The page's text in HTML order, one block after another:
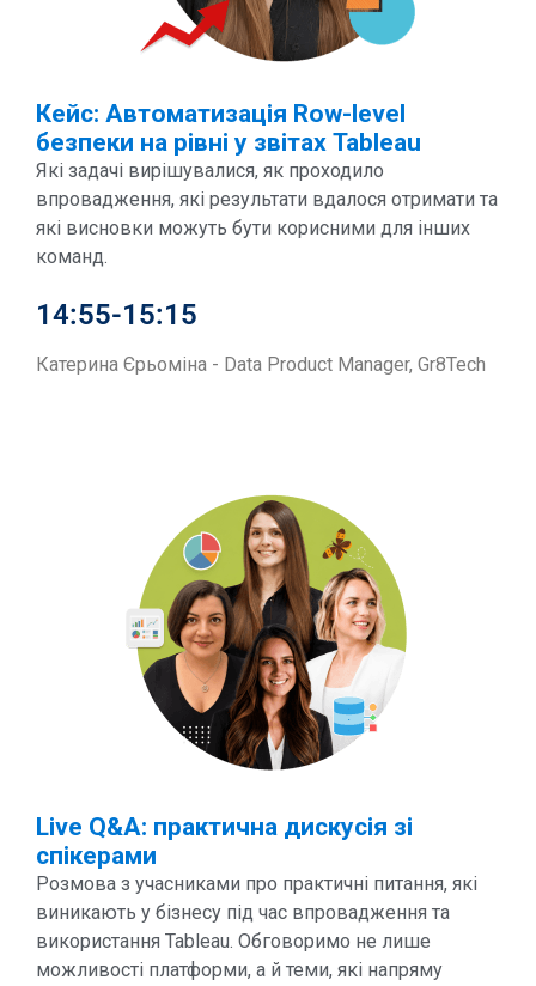
Кейс: Автоматизація Row-level
безпеки на рівні у звітах Tableau
Які задачі вирішувалися, як проходило
впровадження, які результати вдалося отримати та
які висновки можуть бути корисними для інших
команд.
14:55-15:15
Катерина Єрьоміна - Data Product Manager, Gr8Tech
Live Q&A: практична дискусія зі
спікерами
Розмова з учасниками про практичні питання, які
виникають у бізнесу під час впровадження та
використання Tableau. Обговоримо не лише
можливості платформи, а й теми, які напряму